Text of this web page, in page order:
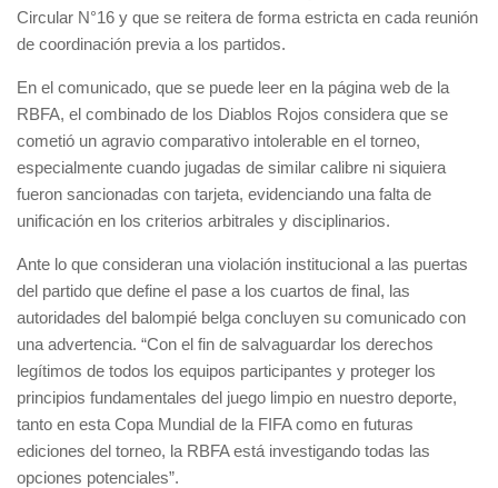
Circular N°16 y que se reitera de forma estricta en cada reunión
de coordinación previa a los partidos.
En el comunicado, que se puede leer en la página web de la
RBFA, el combinado de los Diablos Rojos considera que se
cometió un agravio comparativo intolerable en el torneo,
especialmente cuando jugadas de similar calibre ni siquiera
fueron sancionadas con tarjeta, evidenciando una falta de
unificación en los criterios arbitrales y disciplinarios.
Ante lo que consideran una violación institucional a las puertas
del partido que define el pase a los cuartos de final, las
autoridades del balompié belga concluyen su comunicado con
una advertencia. “Con el fin de salvaguardar los derechos
legítimos de todos los equipos participantes y proteger los
principios fundamentales del juego limpio en nuestro deporte,
tanto en esta Copa Mundial de la FIFA como en futuras
ediciones del torneo, la RBFA está investigando todas las
opciones potenciales”.